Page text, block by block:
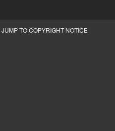
JUMP TO COPYRIGHT NOTICE